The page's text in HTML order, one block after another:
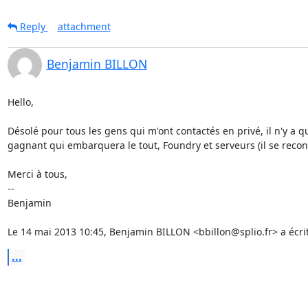
Reply attachment
Benjamin BILLON
Hello,
Désolé pour tous les gens qui m'ont contactés en privé, il n'y a
gagnant qui embarquera le tout, Foundry et serveurs (il se
Merci à tous,
--
Benjamin
Le 14 mai 2013 10:45, Benjamin BILLON <bbillon@splio.fr> a
...